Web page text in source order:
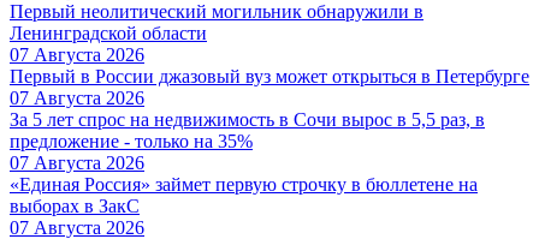
Первый неолитический могильник обнаружили в
Ленинградской области
07 Августа 2026
Первый в России джазовый вуз может открыться в Петербурге
07 Августа 2026
За 5 лет спрос на недвижимость в Сочи вырос в 5,5 раз, в
предложение - только на 35%
07 Августа 2026
«Единая Россия» займет первую строчку в бюллетене на
выборах в ЗакС
07 Августа 2026